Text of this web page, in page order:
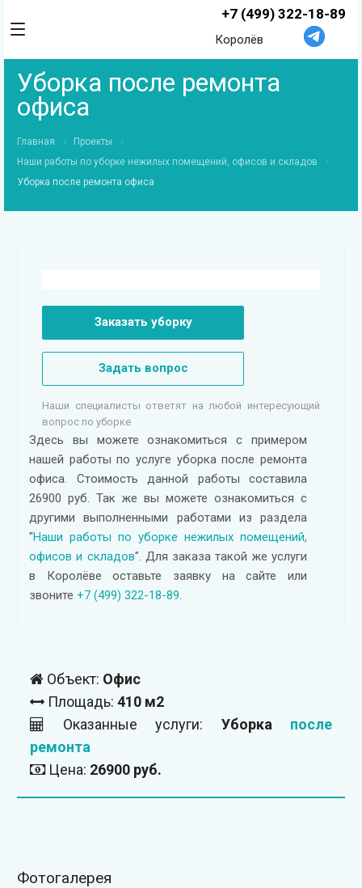
+7 (499) 322-18-89
Королёв
Уборка после ремонта
офиса
Главная
Проекты
Наши работы по уборке нежилых помещений, офисов и складов
Уборка после ремонта офиса
Заказать уборку
Задать вопрос
Наши специалисты ответят на любой интересующий
вопрос по уборке
Здесь вы можете ознакомиться с примером
нашей работы по услуге уборка после ремонта
офиса. Стоимость данной работы составила
26900 руб. Так же вы можете ознакомиться с
другими выполненными работами из раздела
"Наши работы по уборке нежилых помещений,
офисов и складов". Для заказа такой же услуги
в Королёве оставьте заявку на сайте или
звоните +7 (499) 322-18-89.
Объект: Офис
Площадь: 410 м2
Оказанные услуги: Уборка после
ремонта
Цена: 26900 руб.
Фотогалерея